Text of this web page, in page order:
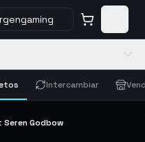
Intercambiar
Seren Godbow